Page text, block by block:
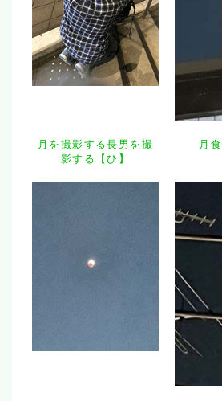
月を撮影する長男を撮
影する【ひ】
月